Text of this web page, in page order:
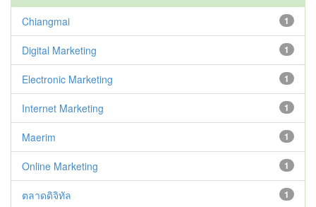
1
Chiangmai
1
Digital Marketing
1
Electronic Marketing
1
Internet Marketing
1
Maerim
1
Online Marketing
1
ตลาดดิจิทัล